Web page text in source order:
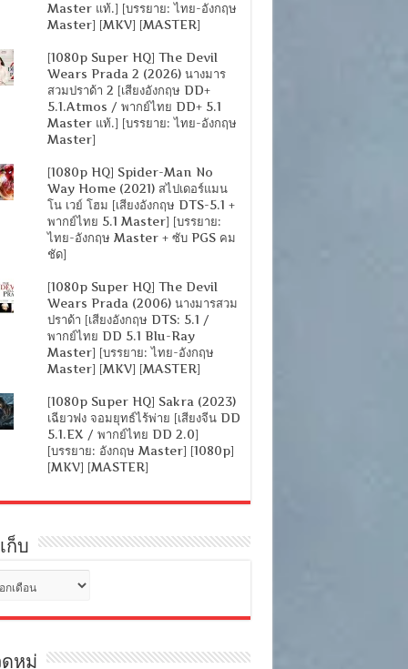
Master แท้.] [บรรยาย: ไทย-อังกฤษ
Master] [MKV] [MASTER]
[1080p Super HQ] The Devil
Wears Prada 2 (2026) นางมาร
สวมปราด้า 2 [เสียงอังกฤษ DD+
5.1.Atmos / พากย์ไทย DD+ 5.1
Master แท้.] [บรรยาย: ไทย-อังกฤษ
Master]
[1080p HQ] Spider-Man No
Way Home (2021) สไปเดอร์แมน
โน เวย์ โฮม [เสียงอังกฤษ DTS-5.1 +
พากย์ไทย 5.1 Master] [บรรยาย:
ไทย-อังกฤษ Master + ซับ PGS คม
ชัด]
[1080p Super HQ] The Devil
Wears Prada (2006) นางมารสวม
ปราด้า [เสียงอังกฤษ DTS: 5.1 /
พากย์ไทย DD 5.1 Blu-Ray
Master] [บรรยาย: ไทย-อังกฤษ
Master] [MKV] [MASTER]
[1080p Super HQ] Sakra (2023)
เฉียวฟง จอมยุทธ์ไร้พ่าย [เสียงจีน DD
5.1.EX / พากย์ไทย DD 2.0]
[บรรยาย: อังกฤษ Master] [1080p]
[MKV] [MASTER]
ก็บ
หมู่